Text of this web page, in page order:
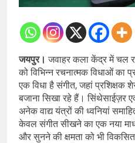
जयपुर।जवाहर कला केंद्र में चल
को विभिन्न रचनात्मक विधाओं का
एक विधा है संगीत, जहां प्रशिक्षक
बजाना सिखा रहे हैं। सिंथेसाईज़र
अनेक वाद्य यंत्रों की ध्वनियां
केवल संगीत सीखने का एक नया
और सुनने की क्षमता को भी